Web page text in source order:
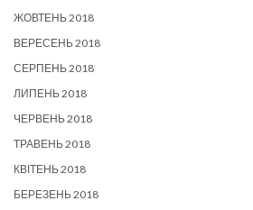
ЖОВТЕНЬ 2018
ВЕРЕСЕНЬ 2018
СЕРПЕНЬ 2018
ЛИПЕНЬ 2018
ЧЕРВЕНЬ 2018
ТРАВЕНЬ 2018
КВІТЕНЬ 2018
БЕРЕЗЕНЬ 2018